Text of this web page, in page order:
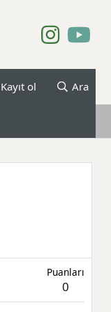
Kayıt ol Ara
Puanları
0